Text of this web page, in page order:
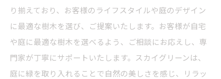
り揃えており、お客様のライフスタイルや庭のデザイン
に最適な樹木を選び、ご提案いたします。お客様が自宅
や庭に最適な樹木を選べるよう、ご相談にお応えし、専
門家が丁寧にサポートいたします。スカイグリーンは、
庭に緑を取り入れることで自然の美しさを感じ、リラッ